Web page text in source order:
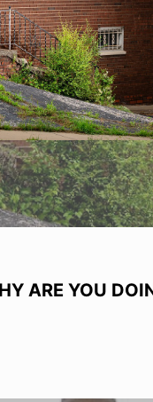
ARE YOU